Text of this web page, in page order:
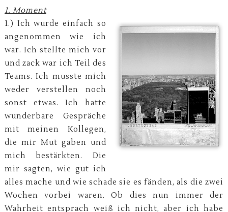
1. Moment
1.) Ich wurde einfach so
angenommen wie ich
war. Ich stellte mich vor
und zack war ich Teil des
Teams. Ich musste mich
weder verstellen noch
sonst etwas. Ich hatte
wunderbare Gespräche
mit meinen Kollegen,
die mir Mut gaben und
mich bestärkten. Die
mir sagten, wie gut ich
alles mache und wie schade sie es fänden, als die zwei
Wochen vorbei waren. Ob dies nun immer der
Wahrheit entsprach weiß ich nicht, aber ich habe